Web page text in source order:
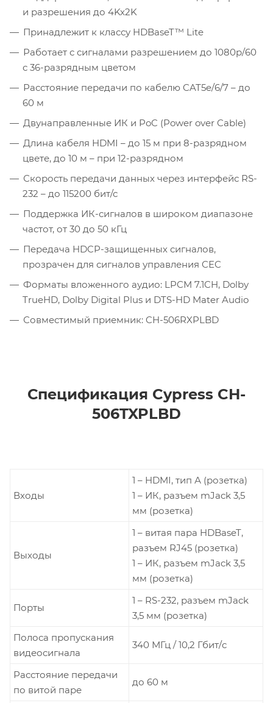
и разрешения до 4Kx2K
Принадлежит к классу HDBaseT™ Lite
Работает с сигналами разрешением до 1080p/60
с 36-разрядным цветом
Расстояние передачи по кабелю CAT5e/6/7 – до
60 м
Двунаправленные ИК и PoC (Power over Cable)
Длина кабеля HDMI – до 15 м при 8-разрядном
цвете, до 10 м – при 12-разрядном
Скорость передачи данных через интерфейс RS-
232 – до 115200 бит/с
Поддержка ИК-сигналов в широком диапазоне
частот, от 30 до 50 кГц
Передача HDCP-защищенных сигналов,
прозрачен для сигналов управления CEC
Форматы вложенного аудио: LPCM 7.1CH, Dolby
TrueHD, Dolby Digital Plus и DTS-HD Mater Audio
Совместимый приемник: CH-506RXPLBD
Спецификация Cypress CH-
506TXPLBD
Входы
1 – HDMI, тип А (розетка)
1 – ИК, разъем mJack 3,5
мм (розетка)
Выходы
1 – витая пара HDBaseT,
разъем RJ45 (розетка)
1 – ИК, разъем mJack 3,5
мм (розетка)
Порты
1 – RS-232, разъем mJack
3,5 мм (розетка)
Полоса пропускания
видеосигнала
340 МГц / 10,2 Гбит/c
Расстояние передачи
по витой паре
до 60 м